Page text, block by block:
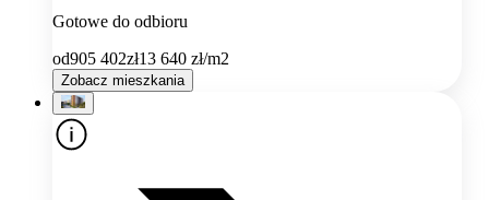
Gotowe do odbioru
od905 402zł13 640 zł/m2
Zobacz mieszkania